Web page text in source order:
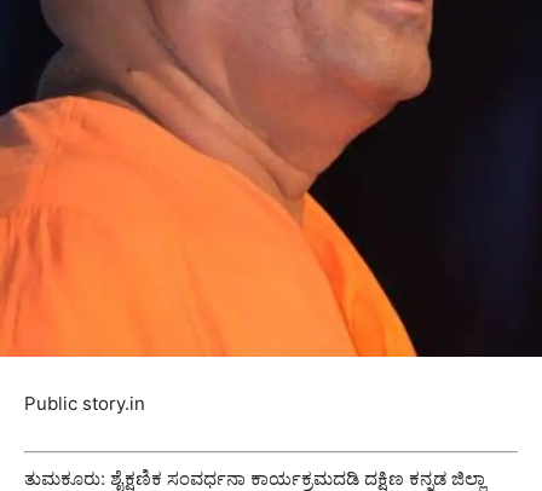
Public story.in
ತುಮಕೂರು: ಶೈಕ್ಷಣಿಕ ಸಂವರ್ಧನಾ ಕಾರ್ಯಕ್ರಮದಡಿ ದಕ್ಷಿಣ ಕನ್ನಡ ಜಿಲ್ಲಾ